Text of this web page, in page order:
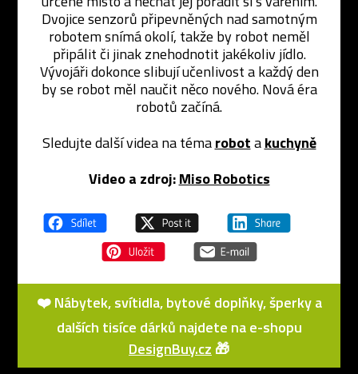
Dvojice senzorů připevněných nad samotným
robotem snímá okolí, takže by robot neměl
připálit či jinak znehodnotit jakékoliv jídlo.
Vývojáři dokonce slibují učenlivost a každý den
by se robot měl naučit něco nového. Nová éra
robotů začíná.
Sledujte další videa na témarobotakuchyně
Video a zdroj: Miso Robotics
❤️ Nábytek, svítidla, bytové doplňky, šperky a
dalších tisíce dárků najdete na e-shopu
DesignBuy.cz 🎁